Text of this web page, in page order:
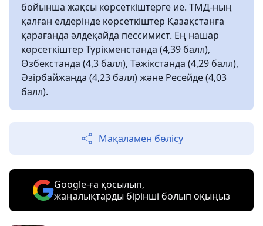
бойынша жақсы көрсеткіштерге ие. ТМД-ның
қалған елдерінде көрсеткіштер Қазақстанға
қарағанда әлдеқайда пессимист. Ең нашар
көрсеткіштер Түрікменстанда (4,39 балл),
Өзбекстанда (4,3 балл), Тәжікстанда (4,29 балл),
Әзірбайжанда (4,23 балл) және Ресейде (4,03
балл).
Мақаламен бөлісу
Google-ға қосылып,
жаңалықтарды бірінші болып оқыңыз